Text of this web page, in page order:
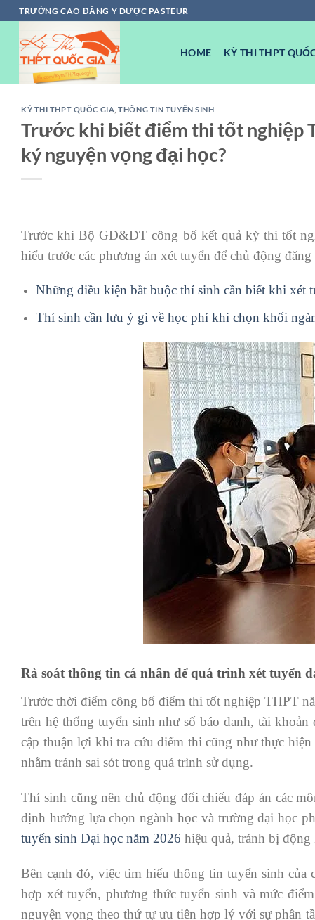
Chuyển
đến
dung
TRƯỜNG CAO ĐẲNG Y DƯỢC PASTEUR
HOME KỲ THI THPT
KỲ THI THPT QUỐC GIA ,THÔNG TIN TUYỂN SINH
Trước khi biết điểm thi tốt nghiệp
ký nguyện vọng đại học?
Trước khi Bộ GD&ĐT công bố kết quả kỳ thi tốt
hiểu trước các phương án xét tuyển để chủ động
Những điều kiện bắt buộc thí sinh cần biết khi xét
Thí sinh cần lưu ý gì về học phí khi chọn khối
Rà soát thông tin cá nhân để quá trình xét tuyển
Trước thời điểm công bố điểm thi tốt nghiệp THPT
trên hệ thống tuyển sinh như số báo danh, tài
cập thuận lợi khi tra cứu điểm thi cũng như thực
nhằm tránh sai sót trong quá trình sử dụng.
Thí sinh cũng nên chủ động đối chiếu đáp án các
định hướng lựa chọn ngành học và trường đại học
tuyển sinh Đại học năm 2026 hiệu quả, tránh bị
Bên cạnh đó, việc tìm hiểu thông tin tuyển sinh của
hợp xét tuyển, phương thức tuyển sinh và mức
nguyện vọng theo thứ tự ưu tiên hợp lý với sự phân